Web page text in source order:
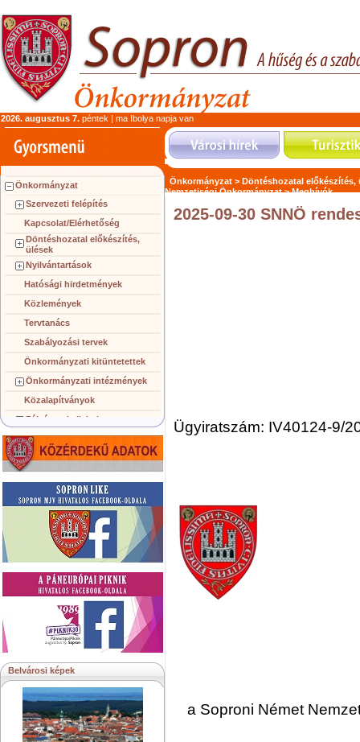
2026. augusztus 7. péntek | ma Ibolya napja van
Önkormányzat
Szervezeti felépítés
Kapcsolat/Elérhetőség
Döntéshozatal előkészítés,
ülések
Nyilvántartások
Hatósági hirdetmények
Közlemények
Tervtanács
Szabályozási tervek
Önkormányzati kitüntetettek
Önkormányzati intézmények
Közalapítványok
Pályázatok, licitek
Koncepciók, tervezetek
Településképi követelmények
Közérdekű információk
Testvérvárosok
Belvárosi képek
Önkormányzat > Döntéshozatal előkészítés,
Nemzetiségi Önkormányzat >Meghívók
2025-09-30 SNNÖ
Ügyiratszám: IV40124-9/
a Soproni Német